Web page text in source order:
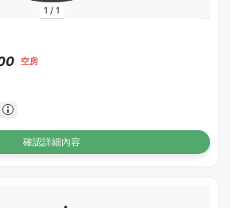
1 / 1
空房
確認詳細內容